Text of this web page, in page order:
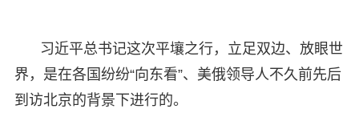
习近平总书记这次平壤之行，立足双边、放眼世
界，是在各国纷纷“向东看”、美俄领导人不久前先后
到访北京的背景下进行的。